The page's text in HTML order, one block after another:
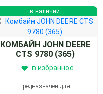
в наличии
КОМБАЙН JOHN DEERE
CTS 9780 (365)
в избранное
Предназначен для: